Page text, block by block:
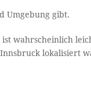
Umgebung gibt.
wahrscheinlich
lokalisiert